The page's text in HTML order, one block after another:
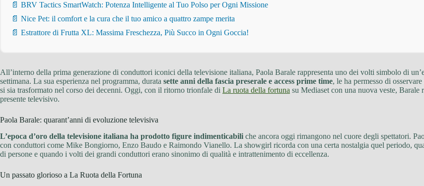
📄 BRV Tactics SmartWatch: Potenza Intelligente al Tuo Polso per Ogni Missione
📄 Nice Pet: il comfort e la cura che il tuo amico a quattro zampe merita
📄 Estrattore di Frutta XL: Massima Freschezza, Più Succo in Ogni Goccia!
All’interno della prima generazione di conduttori iconici della televisione italiana, Paola Barale rappresenta uno dei volti simbolo di
settimana. La sua esperienza nel programma, durata sette anni della fascia preserale e access prime time, le ha permesso di
si sia trasformato nel corso dei decenni. Oggi, con il ritorno trionfale di La ruota della fortuna su Mediaset con una nuova veste, Barale
presente televisivo.
Paola Barale: quarant’anni di evoluzione televisiva
L’epoca d’oro della televisione italiana ha prodotto figure indimenticabili che ancora oggi rimangono nel cuore degli spettatori.
con conduttori come Mike Bongiorno, Enzo Baudo e Raimondo Vianello. La showgirl ricorda con una certa nostalgia quel periodo,
di persone e quando i volti dei grandi conduttori erano sinonimo di qualità e intrattenimento di eccellenza.
Un passato glorioso a La Ruota della Fortuna